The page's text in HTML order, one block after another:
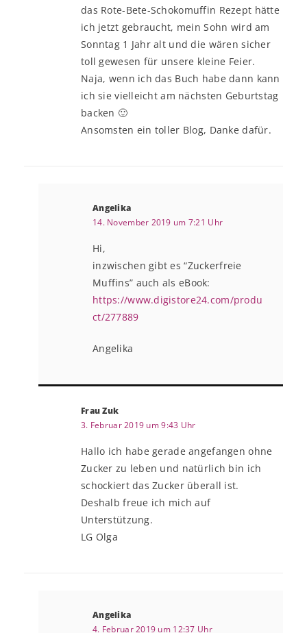
das Rote-Bete-Schokomuffin Rezept hätte
ich jetzt gebraucht, mein Sohn wird am
Sonntag 1 Jahr alt und die wären sicher
toll gewesen für unsere kleine Feier.
Naja, wenn ich das Buch habe dann kann
ich sie vielleicht am nächsten Geburtstag
backen 🙂
Ansomsten ein toller Blog, Danke dafür.
Angelika
14. November 2019 um 7:21 Uhr
Hi,
inzwischen gibt es “Zuckerfreie
Muffins” auch als eBook:
https://www.digistore24.com/produ
ct/277889
Angelika
Frau Zuk
3. Februar 2019 um 9:43 Uhr
Hallo ich habe gerade angefangen ohne
Zucker zu leben und natürlich bin ich
schockiert das Zucker überall ist.
Deshalb freue ich mich auf
Unterstützung.
LG Olga
Angelika
4. Februar 2019 um 12:37 Uhr